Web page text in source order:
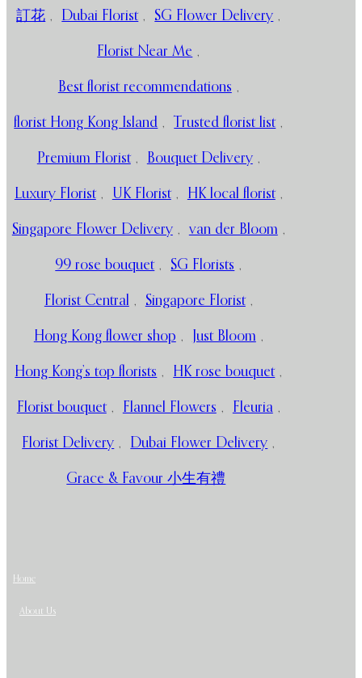
訂花 , Dubai Florist , SG Flower Delivery ,
Florist Near Me ,
Best florist recommendations ,
florist Hong Kong Island , Trusted florist list ,
Premium Florist , Bouquet Delivery ,
Luxury Florist , UK Florist , HK local florist ,
Singapore Flower Delivery , van der Bloom ,
99 rose bouquet , SG Florists ,
Florist Central , Singapore Florist ,
Hong Kong flower shop , Just Bloom ,
Hong Kong’s top florists , HK rose bouquet ,
Florist bouquet , Flannel Flowers , Fleuria ,
Florist Delivery , Dubai Flower Delivery ,
Grace & Favour 小生有禮
Home
About Us